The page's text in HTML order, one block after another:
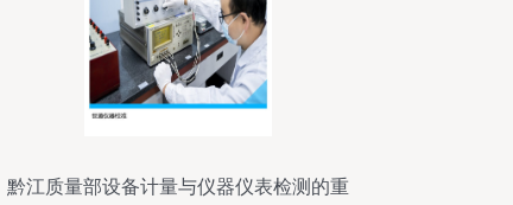
黔江质量部设备计量与仪器仪表检测的重